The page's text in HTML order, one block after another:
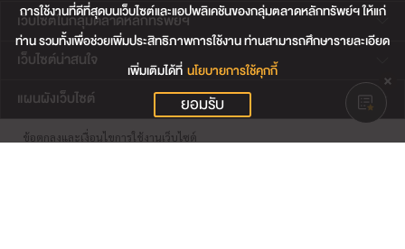
เว็บไซต์ในกลุ่มตลาดหลักทรัพย์ฯ
เว็บไซต์น่าสนใจ
แผนผังเว็บไซต์
ข้อตกลงและเงื่อนไขการใช้งานเว็บไซต์
การใช้งานที่ดีที่สุดบนเว็บไซต์และแอปพลิเคชันของกลุ่มตลาดหลักทรัพย์ฯ ให้แก่
ท่าน รวมทั้งเพื่อช่วยเพิ่มประสิทธิภาพการใช้งาน ท่านสามารถศึกษารายละเอียด
เพิ่มเติมได้ที่ นโยบายการใช้คุกกี้
ยอมรับ